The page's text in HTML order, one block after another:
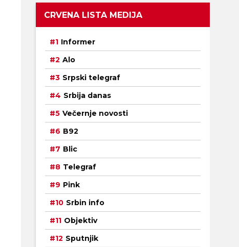
CRVENA LISTA MEDIJA
Informer
Alo
Srpski telegraf
Srbija danas
Večernje novosti
B92
Blic
Telegraf
Pink
Srbin info
Objektiv
Sputnjik